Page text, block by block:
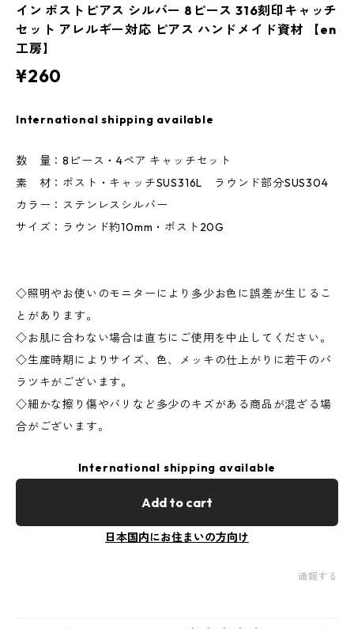
イン ポストピアス シルバー 8ピース 316刻印キャッチ
セット アレルギー対応 ピアス ハンドメイド資材 【en
工房】
¥260
International shipping available
数 量：8ピース・4ペア キャッチセット
素 材：ポスト・キャッチSUS316L ラウンド部分SUS304
カラー：ステンレスシルバー
サイズ：ラウンド約10mm・ポスト20G
◇照明やお使いのモニターにより多少お色に誤差が生じるこ
とがあります。
◇お肌に合わない場合は直ちにご使用を中止してください。
◇生産時期によりサイズ、色、メッキの仕上がりに若干のバ
ラツキがございます。
◇細かな擦り傷やバリなど多少のキズがある商品が混ざる場
合がございます。
International shipping available
Add to cart
日本国内にお住まいの方向け
通報する